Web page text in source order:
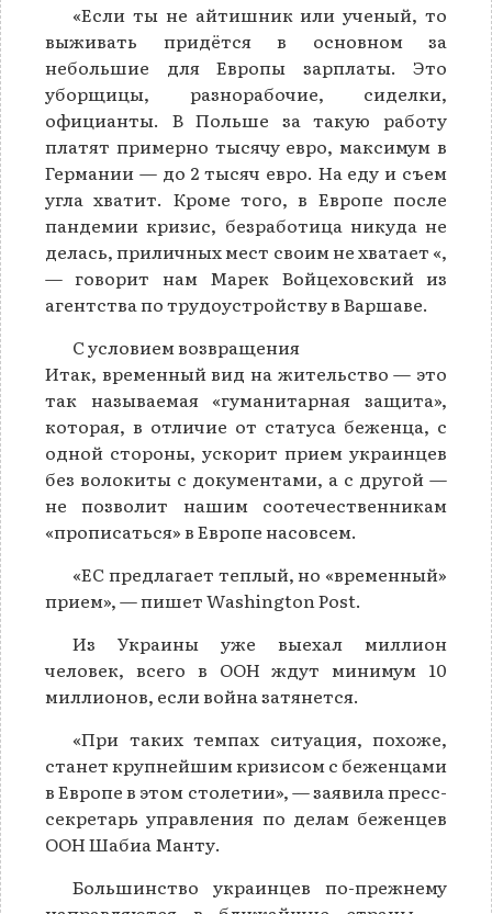
«Если ты не айтишник или ученый, то
выживать придётся в основном за
небольшие для Европы зарплаты. Это
уборщицы, разнорабочие, сиделки,
официанты. В Польше за такую работу
платят примерно тысячу евро, максимум в
Германии — до 2 тысяч евро. На еду и съем
угла хватит. Кроме того, в Европе после
пандемии кризис, безработица никуда не
делась, приличных мест своим не хватает «,
— говорит нам Марек Войцеховский из
агентства по трудоустройству в Варшаве.
С условием возвращения
Итак, временный вид на жительство — это
так называемая «гуманитарная защита»,
которая, в отличие от статуса беженца, с
одной стороны, ускорит прием украинцев
без волокиты с документами, а с другой —
не позволит нашим соотечественникам
«прописаться» в Европе насовсем.
«ЕС предлагает теплый, но «временный»
прием», — пишет Washington Post.
Из Украины уже выехал миллион
человек, всего в ООН ждут минимум 10
миллионов, если война затянется.
«При таких темпах ситуация, похоже,
станет крупнейшим кризисом с беженцами
в Европе в этом столетии», — заявила пресс-
секретарь управления по делам беженцев
ООН Шабиа Манту.
Большинство украинцев по-прежнему